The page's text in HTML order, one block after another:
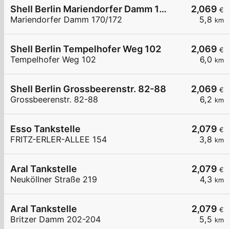
2,069 €
5,8 km
Shell Berlin Mariendorfer Damm 170/172
Mariendorfer Damm 170/172
2,069 €
6,0 km
Shell Berlin Tempelhofer Weg 102
Tempelhofer Weg 102
2,069 €
6,2 km
Shell Berlin Grossbeerenstr. 82-88
Grossbeerenstr. 82-88
2,079 €
3,8 km
Esso Tankstelle
FRITZ-ERLER-ALLEE 154
2,079 €
4,3 km
Aral Tankstelle
Neuköllner Straße 219
2,079 €
5,5 km
Aral Tankstelle
Britzer Damm 202-204